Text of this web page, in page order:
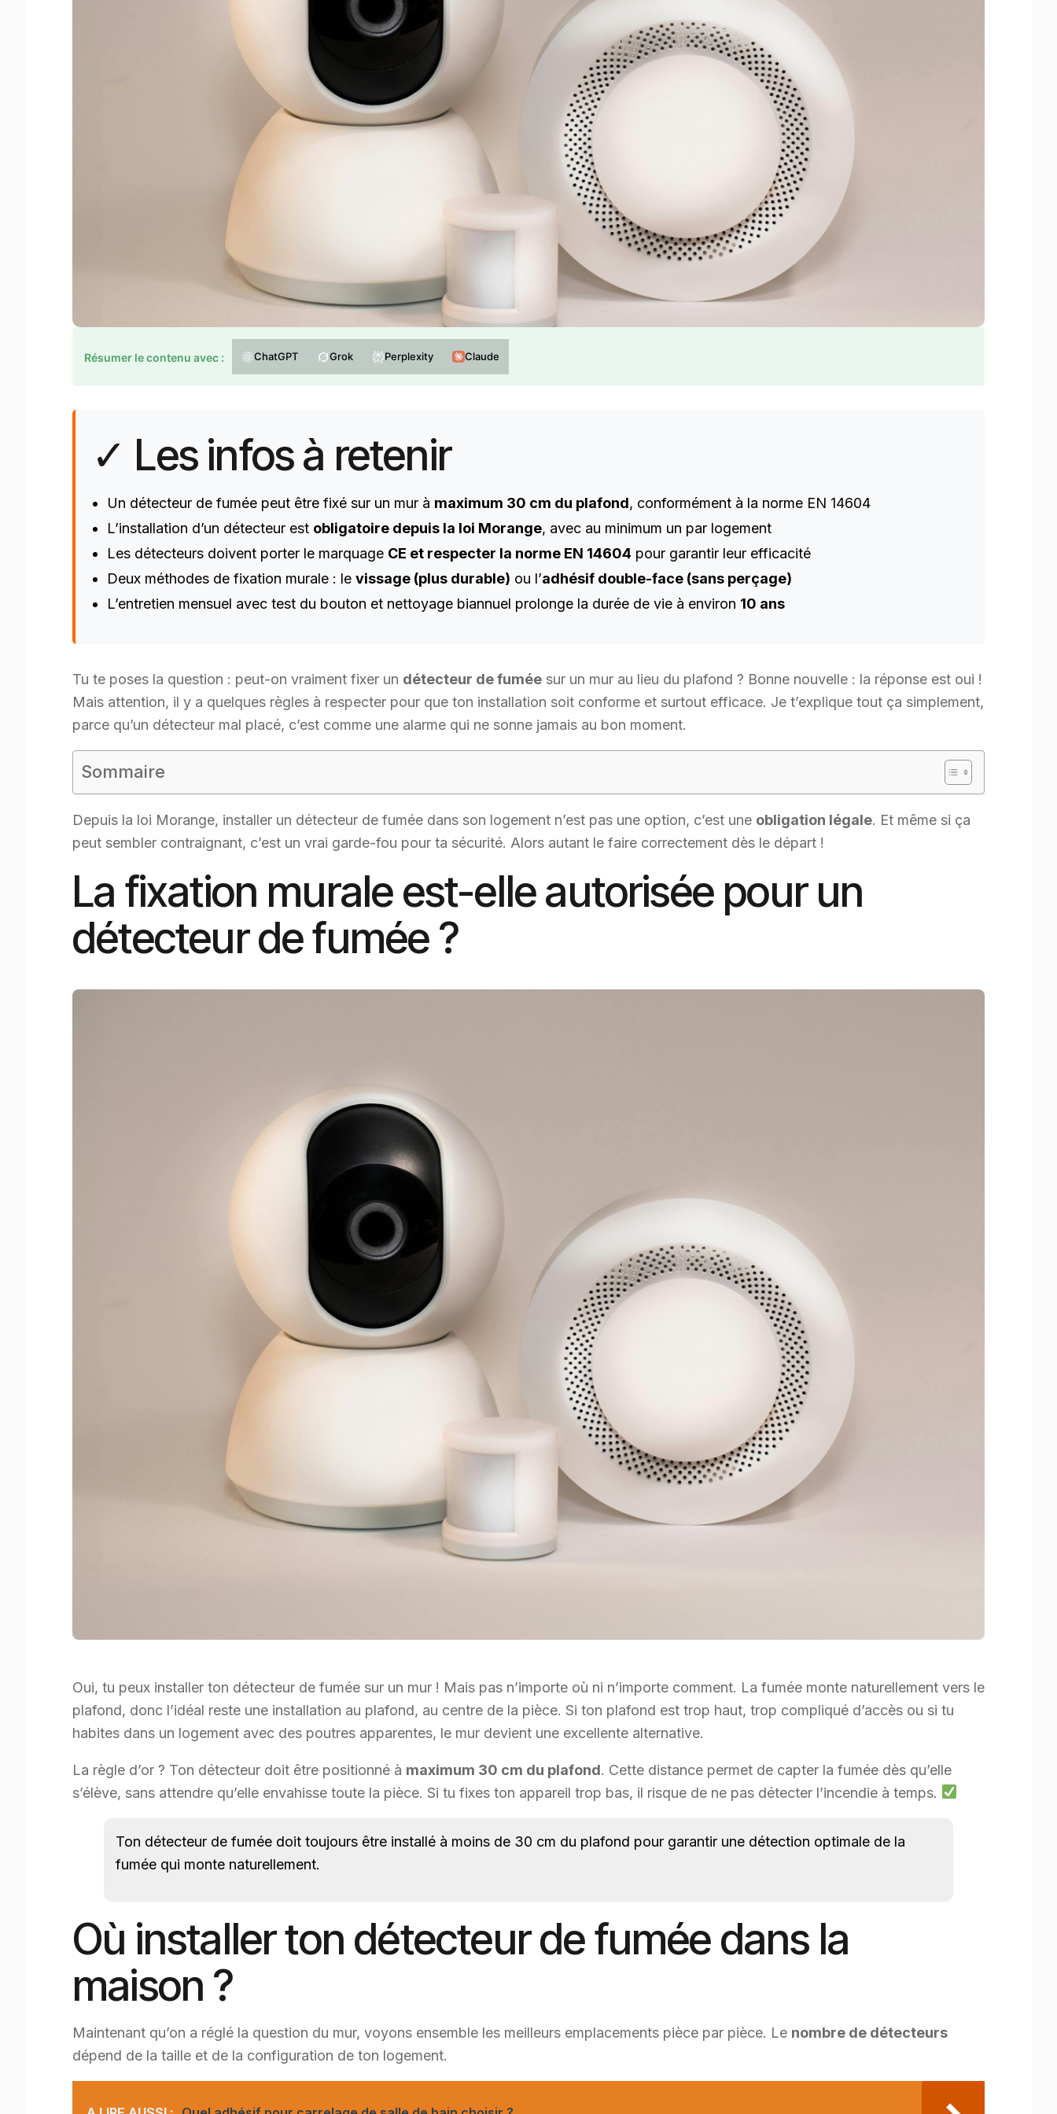
Résumer le contenu avec : ChatGPT Grok Perplexity Claude
✓ Les infos à retenir
Un détecteur de fumée peut être fixé sur un mur à maximum 30 cm du plafond, conformément à la norme EN 14604
L’installation d’un détecteur est obligatoire depuis la loi Morange, avec au minimum un par logement
Les détecteurs doivent porter le marquage CE et respecter la norme EN 14604 pour garantir leur efficacité
Deux méthodes de fixation murale : le vissage (plus durable) ou l’adhésif double-face (sans perçage)
L’entretien mensuel avec test du bouton et nettoyage biannuel prolonge la durée de vie à environ 10 ans
Tu te poses la question : peut-on vraiment fixer un détecteur de fumée sur un mur au lieu du plafond ? Bonne nouvelle : la réponse est oui !
Mais attention, il y a quelques règles à respecter pour que ton installation soit conforme et surtout efficace. Je t’explique tout ça simplement,
parce qu’un détecteur mal placé, c’est comme une alarme qui ne sonne jamais au bon moment.
Sommaire
Depuis la loi Morange, installer un détecteur de fumée dans son logement n’est pas une option, c’est une obligation légale. Et même si ça
peut sembler contraignant, c’est un vrai garde-fou pour ta sécurité. Alors autant le faire correctement dès le départ !
La fixation murale est-elle autorisée pour un
détecteur de fumée ?
Oui, tu peux installer ton détecteur de fumée sur un mur ! Mais pas n’importe où ni n’importe comment. La fumée monte naturellement vers le
plafond, donc l’idéal reste une installation au plafond, au centre de la pièce. Si ton plafond est trop haut, trop compliqué d’accès ou si tu
habites dans un logement avec des poutres apparentes, le mur devient une excellente alternative.
La règle d’or ? Ton détecteur doit être positionné à maximum 30 cm du plafond. Cette distance permet de capter la fumée dès qu’elle
s’élève, sans attendre qu’elle envahisse toute la pièce. Si tu fixes ton appareil trop bas, il risque de ne pas détecter l’incendie à temps.
Ton détecteur de fumée doit toujours être installé à moins de 30 cm du plafond pour garantir une détection optimale de la
fumée qui monte naturellement.
Où installer ton détecteur de fumée dans la
maison ?
Maintenant qu’on a réglé la question du mur, voyons ensemble les meilleurs emplacements pièce par pièce. Le nombre de détecteurs
dépend de la taille et de la configuration de ton logement.